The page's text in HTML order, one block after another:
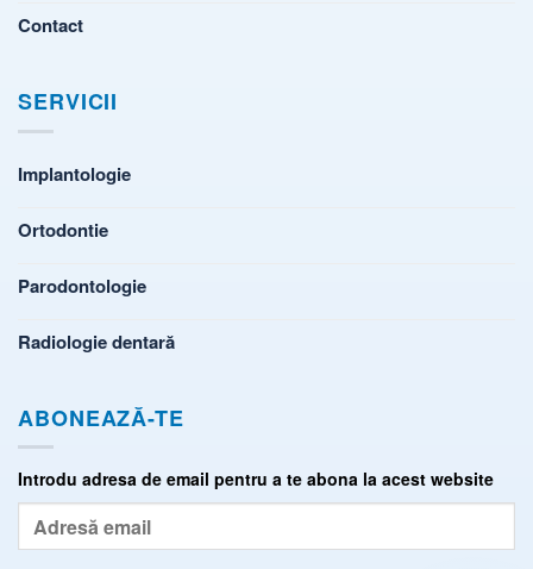
Contact
SERVICII
Implantologie
Ortodontie
Parodontologie
Radiologie dentară
ABONEAZĂ-TE
Introdu adresa de email pentru a te abona la acest website
Adresă
email